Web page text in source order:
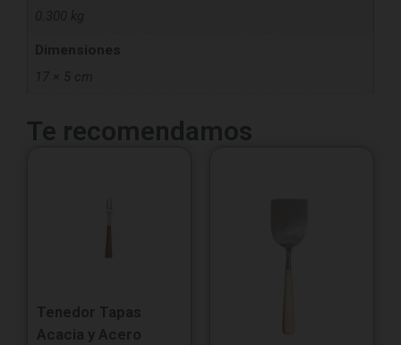
Dimensiones
17 × 5 cm
Te recomendamos
Tenedor Tapas
Acacia y Acero